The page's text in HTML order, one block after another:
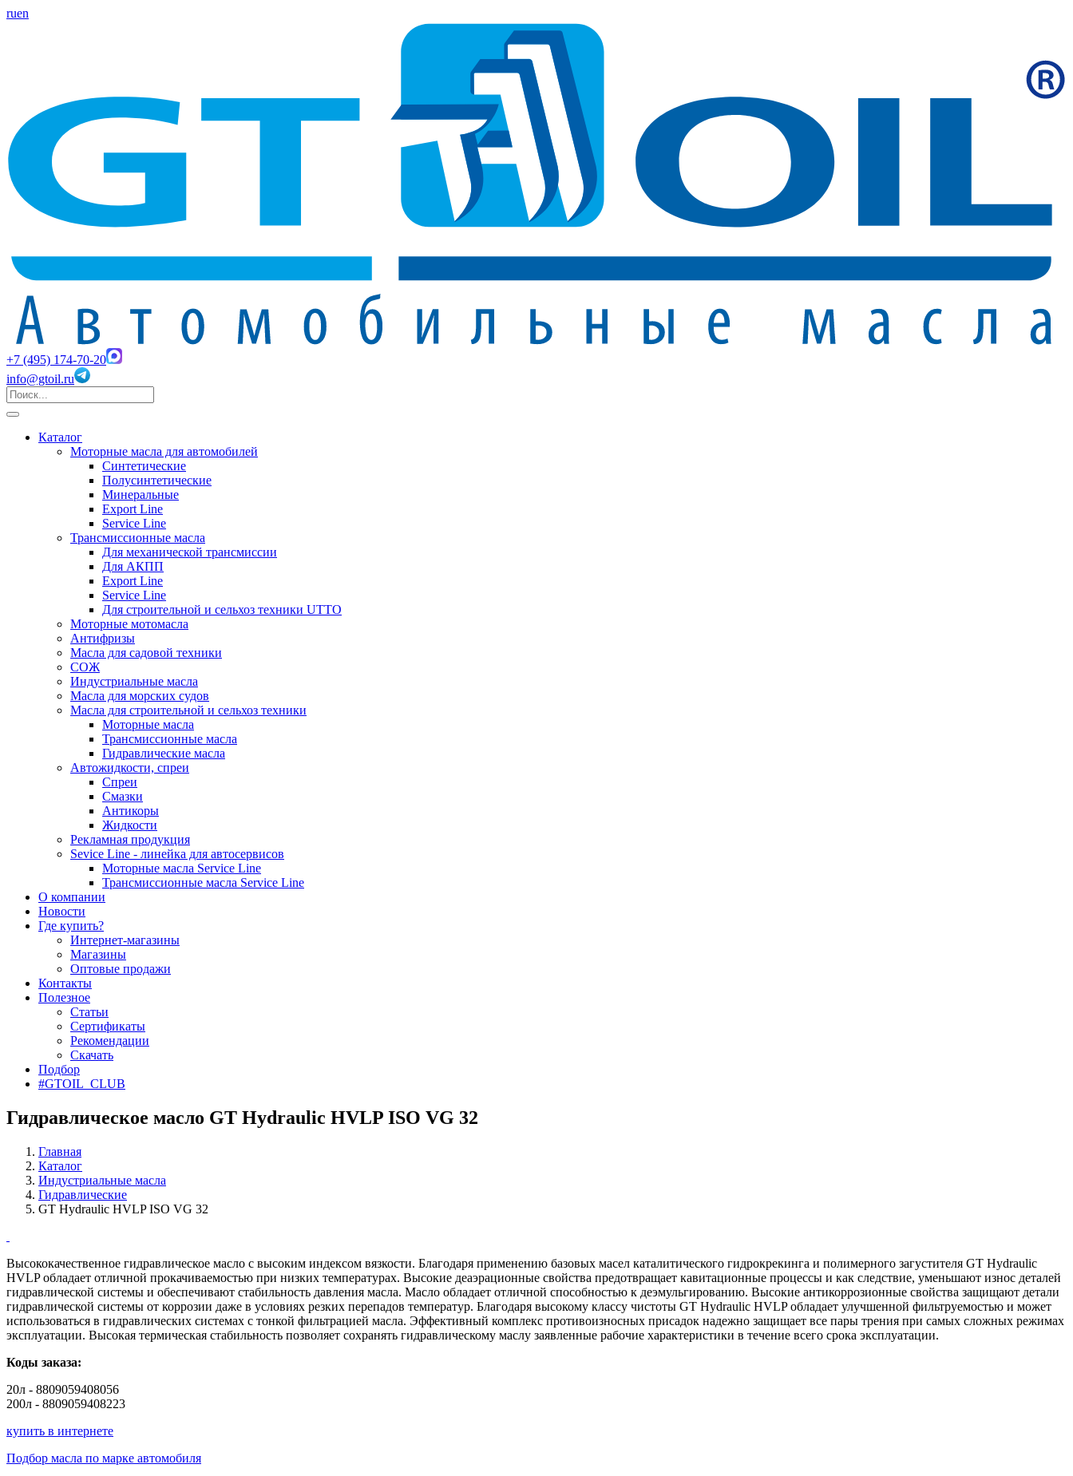
ruen
+7 (495) 174-70-20
info@gtoil.ru
Каталог
Моторные масла для автомобилей
Синтетические
Полусинтетические
Минеральные
Export Line
Service Line
Трансмиссионные масла
Для механической трансмиссии
Для АКПП
Export Line
Service Line
Для строительной и сельхоз техники UTTO
Моторные мотомасла
Антифризы
Масла для садовой техники
СОЖ
Индустриальные масла
Масла для морских судов
Масла для строительной и сельхоз техники
Моторные масла
Трансмиссионные масла
Гидравлические масла
Автожидкости, спреи
Спреи
Смазки
Антикоры
Жидкости
Рекламная продукция
Sevice Line - линейка для автосервисов
Моторные масла Service Line
Трансмиссионные масла Service Line
О компании
Новости
Где купить?
Интернет-магазины
Магазины
Оптовые продажи
Контакты
Полезное
Статьи
Сертификаты
Рекомендации
Скачать
Подбор
#GTOIL_CLUB
Гидравлическое масло GT Hydraulic HVLP ISO VG 32
Главная
Каталог
Индустриальные масла
Гидравлические
GT Hydraulic HVLP ISO VG 32
Высококачественное гидравлическое масло с высоким индексом вязкости. Благодаря применению базовых масел каталитического гидрокрекинга и полимерного загустителя GT Hydraulic
HVLP обладает отличной прокачиваемостью при низких температурах. Высокие деаэрационные свойства предотвращает кавитационные процессы и как следствие, уменьшают износ деталей
гидравлической системы и обеспечивают стабильность давления масла. Масло обладает отличной способностью к деэмульгированию. Высокие антикоррозионные свойства защищают детали
гидравлической системы от коррозии даже в условиях резких перепадов температур. Благодаря высокому классу чистоты GT Hydraulic HVLP обладает улучшенной фильтруемостью и может
использоваться в гидравлических системах с тонкой фильтрацией масла. Эффективный комплекс противоизносных присадок надежно защищает все пары трения при самых сложных режимах
эксплуатации. Высокая термическая стабильность позволяет сохранять гидравлическому маслу заявленные рабочие характеристики в течение всего срока эксплуатации.
Коды заказа:
20л - 8809059408056
200л - 8809059408223
купить в интернете
Подбор масла по марке автомобиля